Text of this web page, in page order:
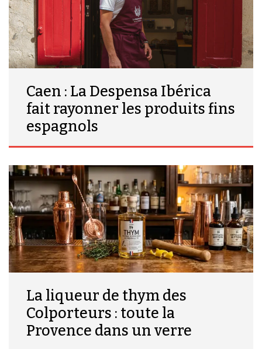
Caen : La Despensa Ibérica
fait rayonner les produits fins
espagnols
La liqueur de thym des
Colporteurs : toute la
Provence dans un verre